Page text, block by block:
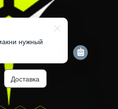
нужный
Доставка